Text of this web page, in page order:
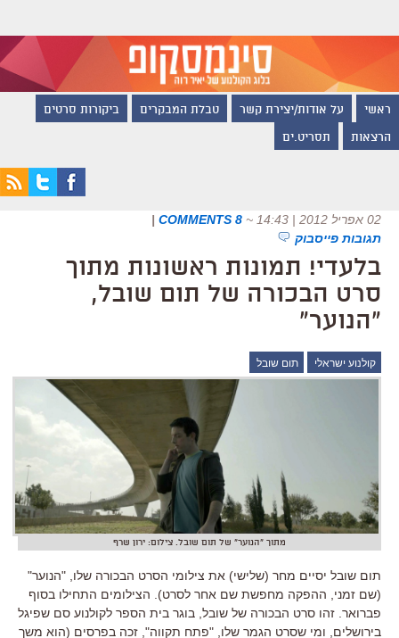
ראשי על אודות/יצירת קשר טבלת המבקרים ביקורות סרטים
הרצאות תסריט.ים
02 אפריל 2012 | 14:43 ~
8 COMMENTS
|
תגובות פייסבוק
בלעדי! תמונות ראשונות מתוך
סרט הבכורה של תום שובל,
"הנוער"
קולנוע ישראלי תום שובל
מתוך "הנוער" של תום שובל. צילום: ירון שרף
תום שובל יסיים מחר (שלישי) את צילומי הסרט הבכורה שלו, "הנוער"
(שם זמני, ההפקה מחפשת שם אחר לסרט). הצילומים התחילו בסוף
פברואר. זהו סרט הבכורה של שובל, בוגר בית הספר לקולנוע סם שפיגל
בירושלים, ומי שסרט הגמר שלו, "פתח תקווה", זכה בפרסים (הוא משך